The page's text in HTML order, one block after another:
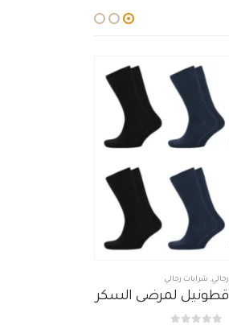
رجالي
سبور رجالى ممشط